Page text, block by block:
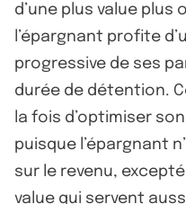
d’une plus value plus
l’épargnant profite
progressive de ses
durée de détention.
la fois d’optimiser
puisque l’épargnant
sur le revenu,
value qui servent